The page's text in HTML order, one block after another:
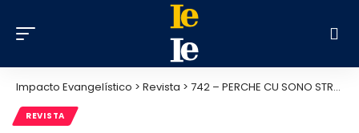
Impacto Evangelístico > Revista > 742 – PERCHE CU SONO STRAGI NEGLI STATI UNITI – NOVEMBRE 2015
REVISTA